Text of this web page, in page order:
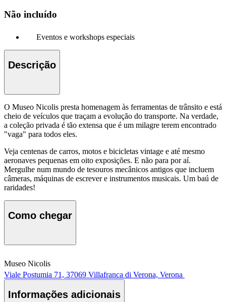
Não incluído
Eventos e workshops especiais
Descrição
O Museo Nicolis presta homenagem às ferramentas de trânsito e está
cheio de veículos que traçam a evolução do transporte. Na verdade,
a coleção privada é tão extensa que é um milagre terem encontrado
"vaga" para todos eles.
Veja centenas de carros, motos e bicicletas vintage e até mesmo
aeronaves pequenas em oito exposições. E não para por aí.
Mergulhe num mundo de tesouros mecânicos antigos que incluem
câmeras, máquinas de escrever e instrumentos musicais. Um baú de
raridades!
Como chegar
Museo Nicolis
Viale Postumia 71, 37069 Villafranca di Verona, Verona
Informações adicionais